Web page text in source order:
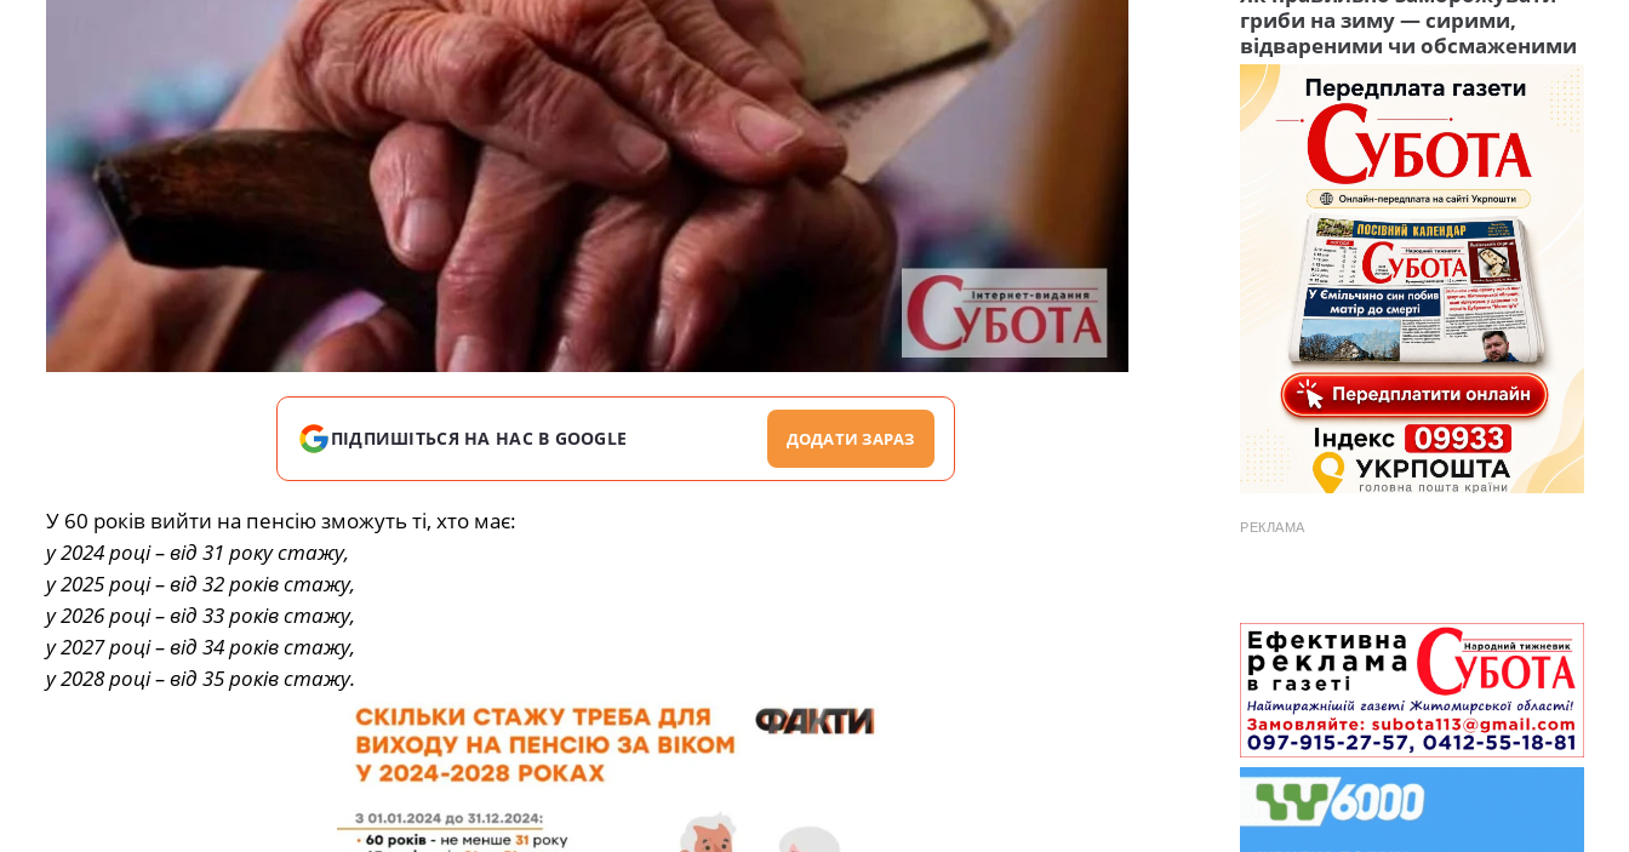
ПІДПИШІТЬСЯ НА НАС В GOOGLE ДОДАТИ ЗАРАЗ
У 60 років вийти на пенсію зможуть ті, хто має:
у 2024 році – від 31 року стажу,
у 2025 році – від 32 років стажу,
у 2026 році – від 33 років стажу,
у 2027 році – від 34 років стажу,
у 2028 році – від 35 років стажу.
гриби на зиму — сирими,
відвареними чи обсмаженими
РЕКЛАМА